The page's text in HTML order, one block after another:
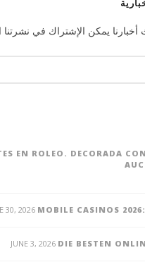
يمكن الإشتراك في نشرتنا
EN ROLEO. DECORADA
MOBILE CASINOS
30, 2026
DIE BESTEN
JUNE 3, 2026